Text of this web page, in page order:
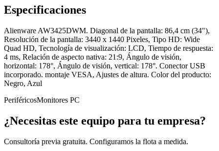
Especificaciones
Alienware AW3425DWM. Diagonal de la pantalla: 86,4 cm (34"),
Resolución de la pantalla: 3440 x 1440 Pixeles, Tipo HD: Wide
Quad HD, Tecnología de visualización: LCD, Tiempo de respuesta:
4 ms, Relación de aspecto nativa: 21:9, Ángulo de visión,
horizontal: 178°, Ángulo de visión, vertical: 178°. Conector USB
incorporado. montaje VESA, Ajustes de altura. Color del producto:
Negro, Azul
PeriféricosMonitores PC
¿Necesitas este equipo para tu empresa?
Consultoría previa gratuita. Configuramos la flota a medida.